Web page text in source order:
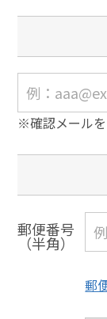
※確認メールを
郵便番号
（半角）
郵